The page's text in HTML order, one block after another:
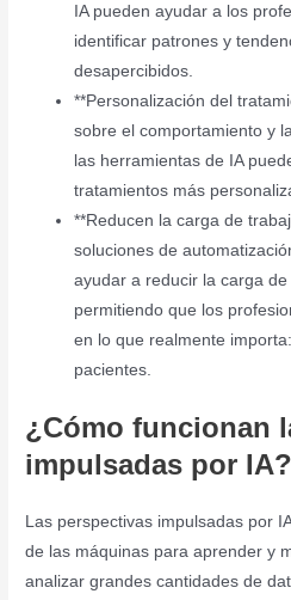
IA pueden ayudar a los
identificar patrones y
desapercibidos.
**Personalización del
sobre el comportamiento y
las herramientas de IA
tratamientos más
**Reducen la carga de
soluciones de
ayudar a reducir la carga de
permitiendo que los
en lo que realmente
pacientes.
¿Cómo funcionan
impulsadas por IA?
Las perspectivas impulsadas por
de las máquinas para aprender y
analizar grandes cantidades de